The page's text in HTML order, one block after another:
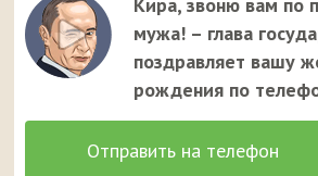
Кира, звоню вам по
мужа! – глава
поздравляет вашу
рождения по